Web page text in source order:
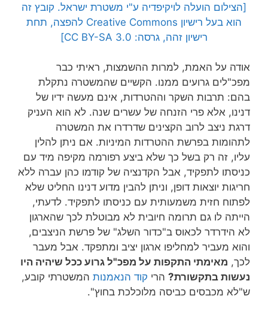
[הצילום הועלה לויקיפדיה ע"י משטרת ישראל. קובץ זה
הוא בעל רישיון Creative Commons להפצה, תחת
רישיון זהה, גרסה: CC BY-SA 3.0]
אודה על האמת, למרות ההשמצות, ראיתי כבר
מפכ"לים גרועים ממנו. הקשיים שהמשטרה נתקלת
בהם: תרבות השקר וההטרדות, אינם מעשה ידיו של
דנינו, אלא פרי הזנחה של עשרים שנה. לא הוא העניק
דרגת ניצב לרוב הקצינים שדרדרו את המשטרה
לתהומות בפרשת ההטרדות המיניות. אם ניתן להלין
עליו, זה רק בשל כך שלא ביצע רפורמה מקיפה מיד עם
כניסתו לתפקיד, אבל הקדנציה של קודמו כהן עברה ללא
חריגות יוצאות דופן, וניתן להבין מדוע דנינו החליט שלא
לפתוח חזית משמעותית עם כניסתו לתפקיד. לדעתי,
הייתה לו גם תרומה חיובית לא מבוטלת לכך שהארגון
לא הידרדר לכאוס ב"כדור השלג" של פרשת הניצבים,
והוא מעביר למחליפו ארגון יציב ומתפקד. אבל מעבר
לכך, מאימתי התקפות על מפכ"ל גרוע ככל שיהיה היו
נעשות בתקשורת? הרי קוד הנאמנות המשטרתי קובע,
ש"לא מכבסים כביסה מלוכלכת בחוץ".